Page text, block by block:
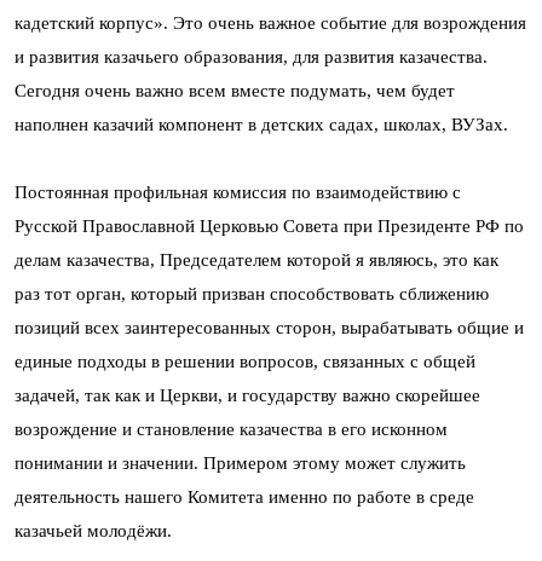
кадетский корпус». Это очень важное событие для возрождения
и развития казачьего образования, для развития казачества.
Сегодня очень важно всем вместе подумать, чем будет
наполнен казачий компонент в детских садах, школах, ВУЗах.
Постоянная профильная комиссия по взаимодействию с
Русской Православной Церковью Совета при Президенте РФ по
делам казачества, Председателем которой я являюсь, это как
раз тот орган, который призван способствовать сближению
позиций всех заинтересованных сторон, вырабатывать общие и
единые подходы в решении вопросов, связанных с общей
задачей, так как и Церкви, и государству важно скорейшее
возрождение и становление казачества в его исконном
понимании и значении. Примером этому может служить
деятельность нашего Комитета именно по работе в среде
казачьей молодёжи.